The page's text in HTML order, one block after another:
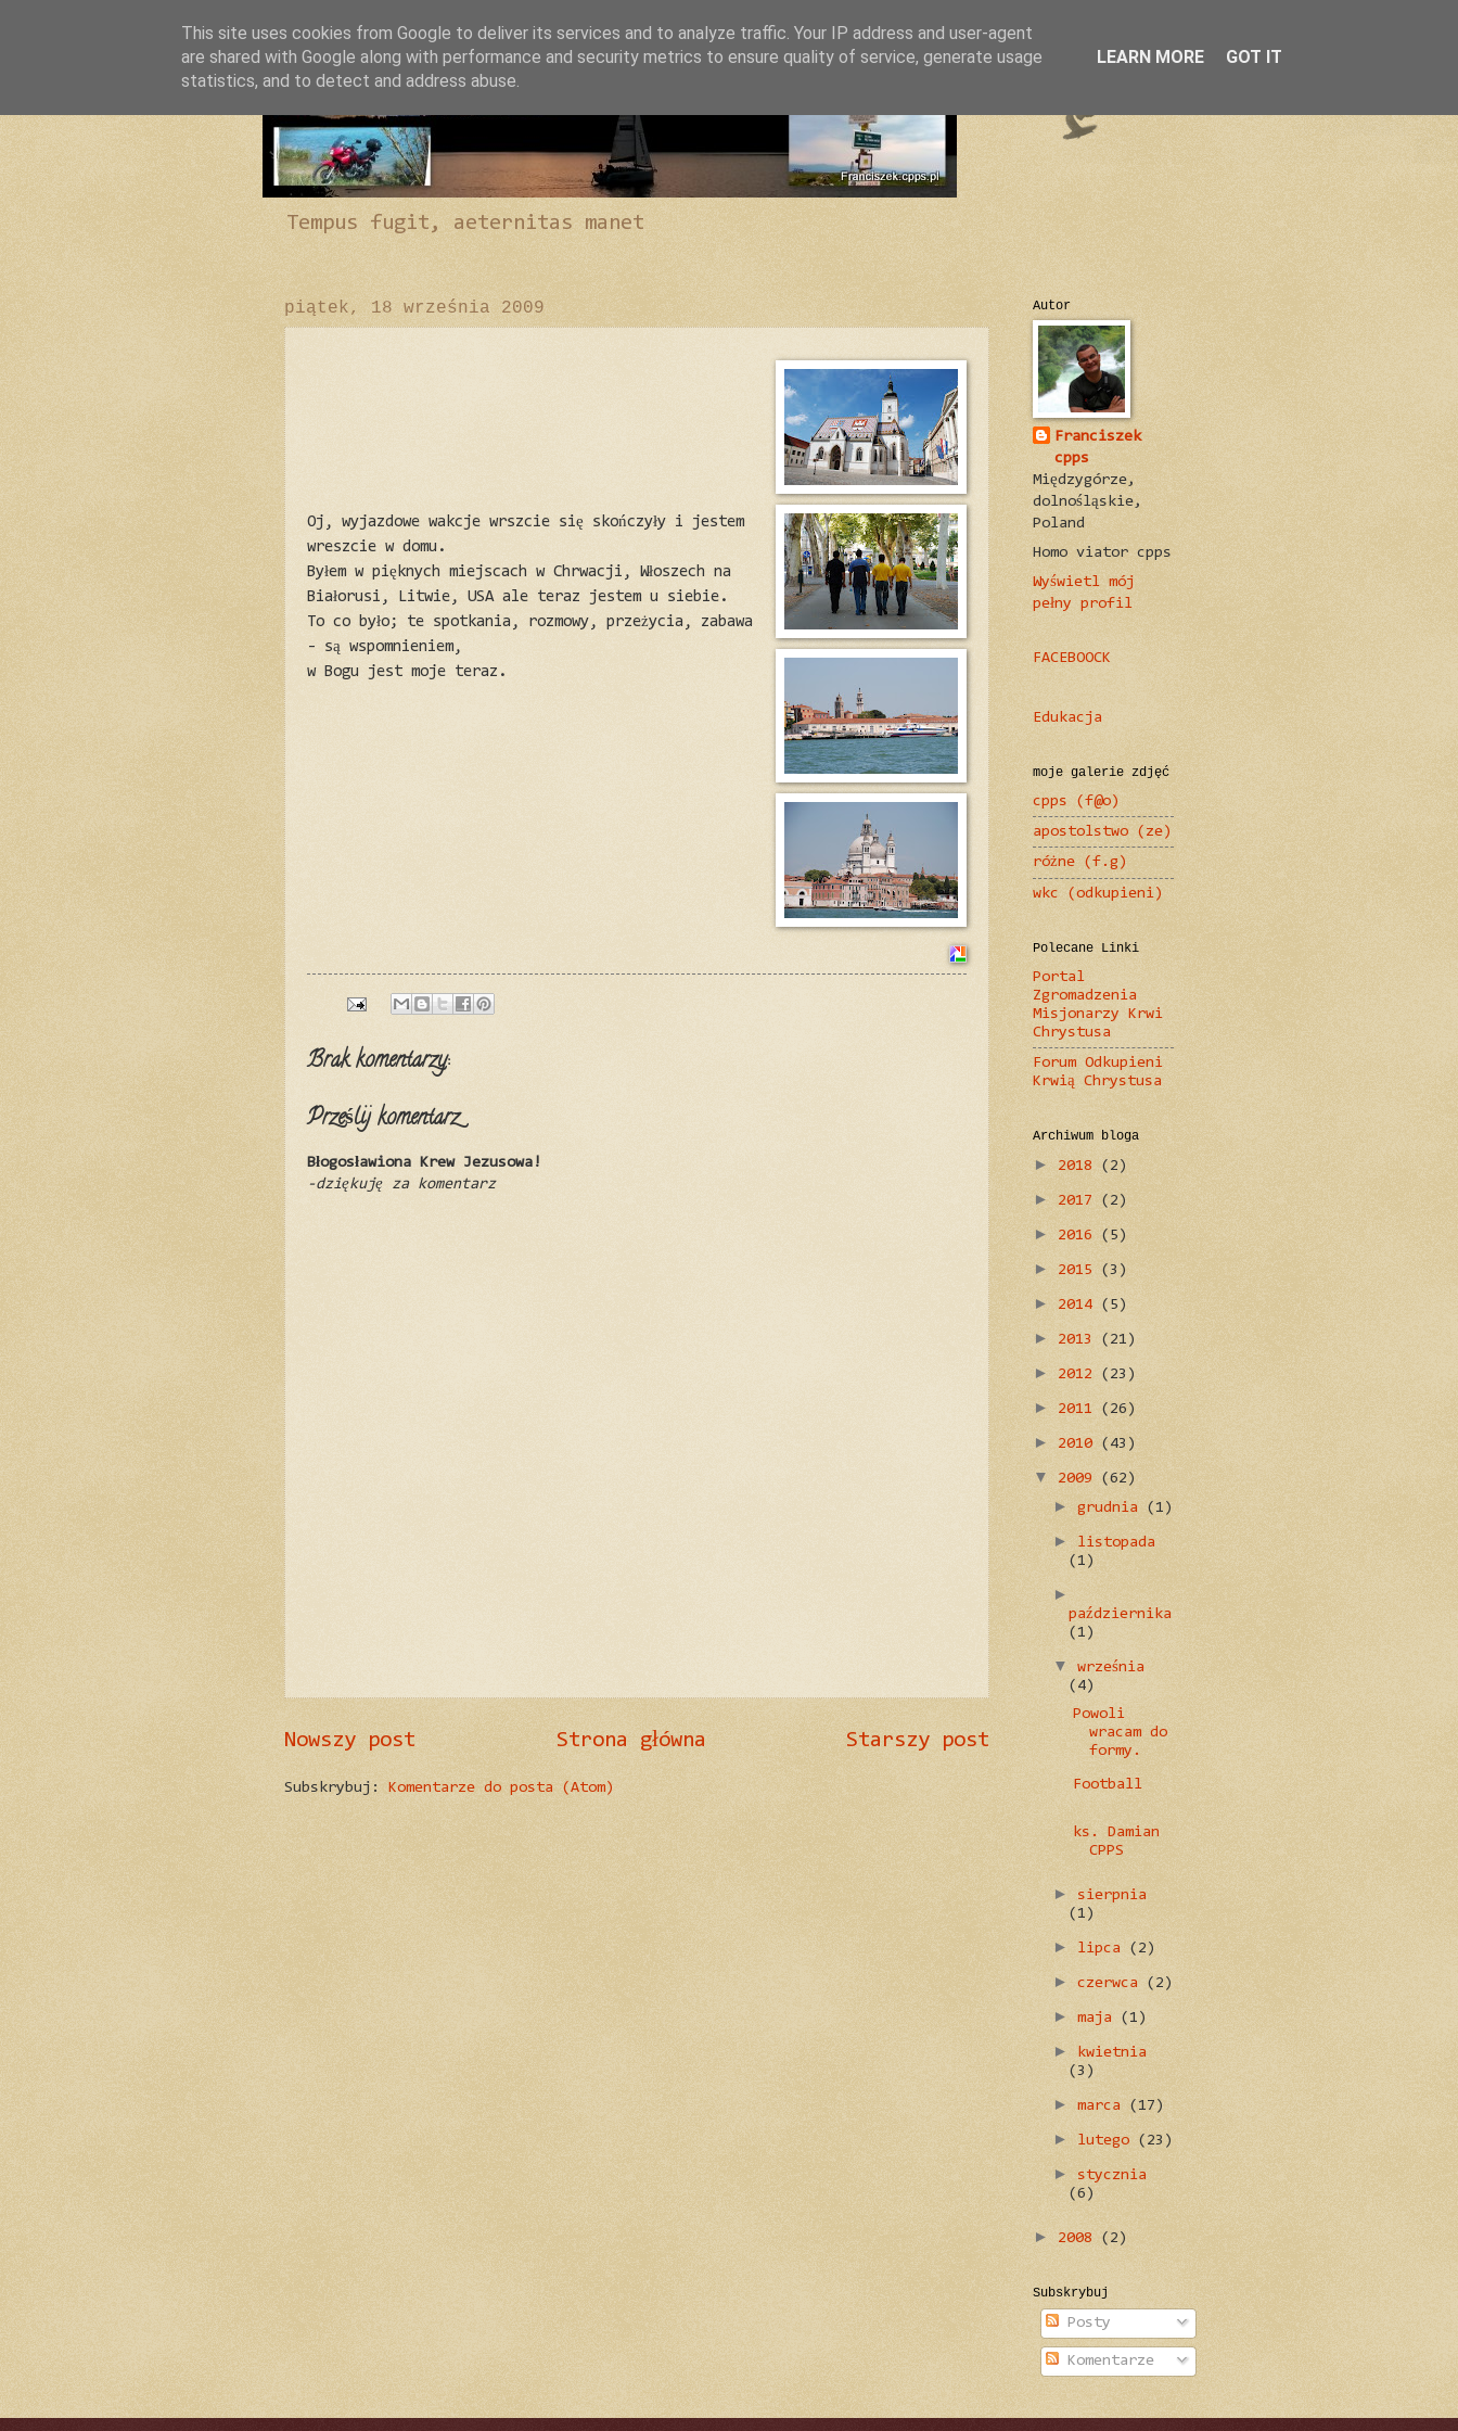
Tempus fugit, aeternitas manet
piątek, 18 września 2009
Oj, wyjazdowe wakcje wrszcie się skończyły i jestem
wreszcie w domu.
Byłem w pięknych miejscach w Chrwacji, Włoszech na
Białorusi, Litwie, USA ale teraz jestem u siebie.
To co było; te spotkania, rozmowy, przeżycia, zabawa
- są wspomnieniem,
w Bogu jest moje teraz.
Brak komentarzy:
Prześlij komentarz
Błogosławiona Krew Jezusowa!
-dziękuję za komentarz
Nowszy post Starszy post
Strona główna
Subskrybuj: Komentarze do posta (Atom)
Autor
Franciszek
cpps
Międzygórze,
dolnośląskie,
Poland
Homo viator cpps
Wyświetl mój
pełny profil
FACEBOOCK
Edukacja
moje galerie zdjęć
cpps (f@o)
apostolstwo (ze)
różne (f.g)
wkc (odkupieni)
Polecane Linki
Portal
Zgromadzenia
Misjonarzy Krwi
Chrystusa
Forum Odkupieni
Krwią Chrystusa
Archiwum bloga
► 2018 (2)
► 2017 (2)
► 2016 (5)
► 2015 (3)
► 2014 (5)
► 2013 (21)
► 2012 (23)
► 2011 (26)
► 2010 (43)
▼ 2009 (62)
► grudnia (1)
►
listopada
(1)
►
października
(1)
▼ września
(4)
Powoli
wracam do
formy.
Football
ks. Damian
CPPS
►
sierpnia
(1)
► lipca (2)
► czerwca (2)
► maja (1)
►
kwietnia
(3)
► marca (17)
► lutego (23)
►
stycznia
(6)
► 2008 (2)
Subskrybuj
Posty
Komentarze
This site uses cookies from Google to deliver its services and to analyze traffic. Your IP address and user-agent
are shared with Google along with performance and security metrics to ensure quality of service, generate usage
statistics, and to detect and address abuse.
LEARN MORE GOT IT